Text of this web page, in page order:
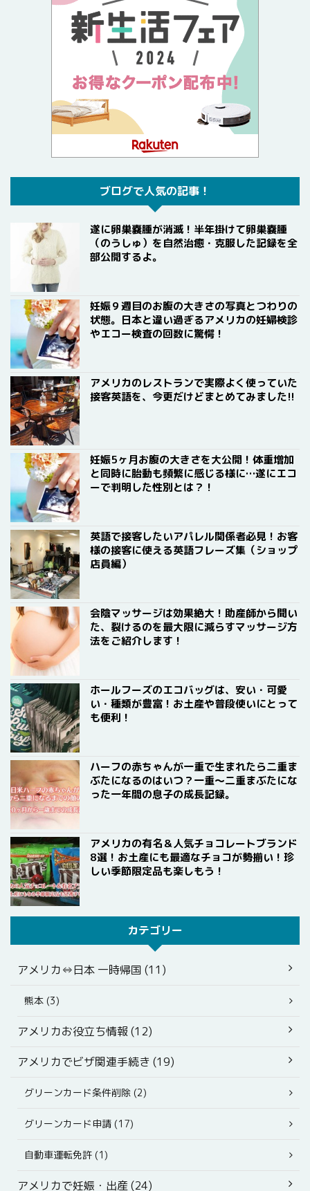
ブログで人気の記事！
遂に卵巣嚢腫が消滅！半年掛けて卵巣嚢腫
（のうしゅ）を自然治癒・克服した記録を全
部公開するよ。
妊娠９週目のお腹の大きさの写真とつわりの
状態。日本と違い過ぎるアメリカの妊婦検診
やエコー検査の回数に驚愕！
アメリカのレストランで実際よく使っていた
接客英語を、今更だけどまとめてみました!!
妊娠5ヶ月お腹の大きさを大公開！体重増加
と同時に胎動も頻繁に感じる様に…遂にエコ
ーで判明した性別とは？！
英語で接客したいアパレル関係者必見！お客
様の接客に使える英語フレーズ集（ショップ
店員編）
会陰マッサージは効果絶大！助産師から聞い
た、裂けるのを最大限に減らすマッサージ方
法をご紹介します！
ホールフーズのエコバッグは、安い・可愛
い・種類が豊富！お土産や普段使いにとって
も便利！
ハーフの赤ちゃんが一重で生まれたら二重ま
ぶたになるのはいつ？一重〜二重まぶたにな
った一年間の息子の成長記録。
アメリカの有名＆人気チョコレートブランド
8選！お土産にも最適なチョコが勢揃い！珍
しい季節限定品も楽しもう！
カテゴリー
アメリカ⇔日本 一時帰国 (11)
熊本 (3)
アメリカお役立ち情報 (12)
アメリカでビザ関連手続き (19)
グリーンカード条件削除 (2)
グリーンカード申請 (17)
自動車運転免許 (1)
アメリカで妊娠・出産 (24)